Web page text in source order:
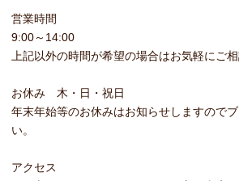
営業時間
9:00～14:00
上記以外の時間が希望の場合はお気軽にご相
お休み 木・日・祝日
年末年始等のお休みはお知らせしますので
い。
アクセス